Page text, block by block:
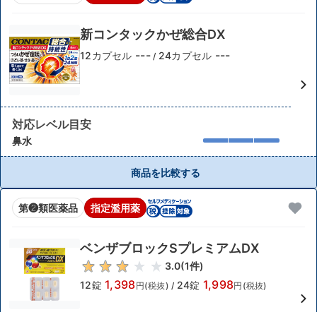
新コンタックかぜ総合DX
12カプセル --- / 24カプセル ---
対応レベル目安
鼻水
商品を比較する
第❷類医薬品 指定濫用薬
ベンザブロックSプレミアムDX
3.0(1件)
12錠 1,398円(税抜) / 24錠 1,998円(税抜)